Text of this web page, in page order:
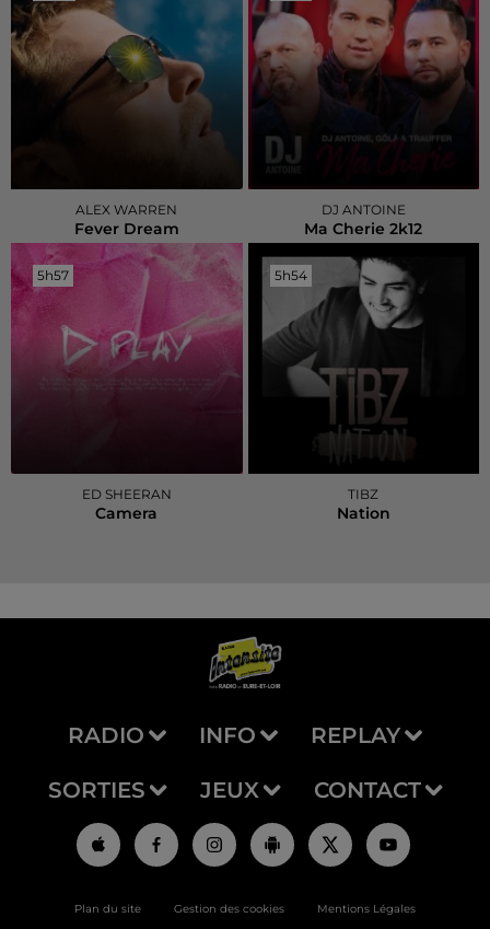
ALEX WARREN
Fever Dream
DJ ANTOINE
Ma Cherie 2k12
5h57
5h57
ED SHEERAN
Camera
5h54
5h54
TIBZ
Nation
RADIO INFO REPLAY
SORTIES JEUX CONTACT
Plan du site Gestion des cookies Mentions Légales